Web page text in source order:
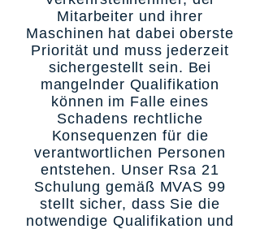
Mitarbeiter und ihrer
Maschinen hat dabei oberste
Priorität und muss jederzeit
sichergestellt sein. Bei
mangelnder Qualifikation
können im Falle eines
Schadens rechtliche
Konsequenzen für die
verantwortlichen Personen
entstehen. Unser Rsa 21
Schulung gemäß MVAS 99
stellt sicher, dass Sie die
notwendige Qualifikation und